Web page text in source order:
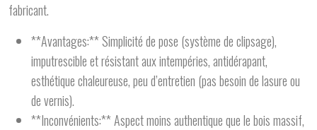
fabricant.
**Avantages:** Simplicité de pose (système de clipsage),
imputrescible et résistant aux intempéries, antidérapant,
esthétique chaleureuse, peu d’entretien (pas besoin de lasure ou
de vernis).
**Inconvénients:** Aspect moins authentique que le bois massif,